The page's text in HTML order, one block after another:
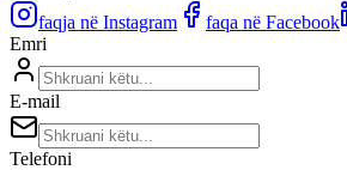
faqja në Instagram
faqa në Facebook
Emri
E-mail
Telefoni